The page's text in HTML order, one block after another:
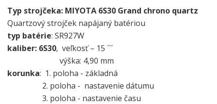
Typ strojčeka: MIYOTA 6S30 Grand chrono quartz
Quartzový strojček napájaný batériou
typ batérie: SR927W
kaliber: 6S30, veľkosť – 15 ´´´
výška: 4,90 mm
korunka: 1. poloha - základná
2. poloha - nastavenie dátumu
3. poloha - nastavenie času